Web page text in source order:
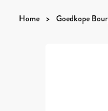
Home Goedkope